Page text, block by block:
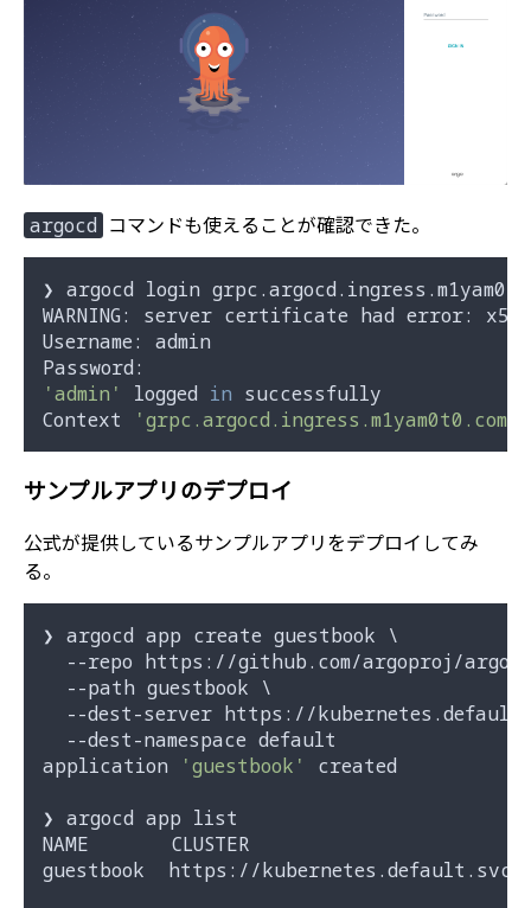
argocd コマンドも使えることが確認できた。
❯ argocd login
WARNING: server certificate had error:
Username: admin
'admin'
logged in successfully
Context
サンプルアプリのデプロイ
公式が提供しているサンプルアプリをデプロイしてみ
る。
❯ argocd app create guestbook \
--repo https://github.com/argoproj/
  --path guestbook \
--dest-server https://
  --dest-namespace default
application
'guestbook'
created
❯ argocd app list
NAME       CLUSTER
guestbook  https://